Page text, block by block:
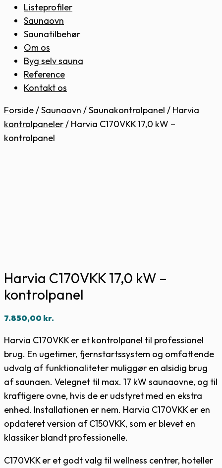
Listeprofiler
Saunaovn
Saunatilbehør
Om os
Byg selv sauna
Reference
Kontakt os
Forside/Saunaovn /Saunakontrolpanel / Harvia
kontrolpaneler/ Harvia C170VKK 17,0 kW –
kontrolpanel
Harvia C170VKK 17,0 kW –
kontrolpanel
7.850,00 kr.
Harvia C170VKK er et kontrolpanel til professionel
brug. En ugetimer, fjernstartssystem og omfattende
udvalg af funktionaliteter muliggør en alsidig brug
af saunaen. Velegnet til max. 17 kW saunaovne, og til
kraftigere ovne, hvis de er udstyret med en ekstra
enhed. Installationen er nem. Harvia C170VKK er en
opdateret version af C150VKK, som er blevet en
klassiker blandt professionelle.
C170VKK er et godt valg til wellness centrer, hoteller